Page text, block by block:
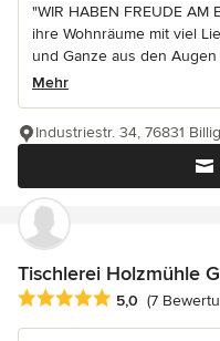
"WIR HABEN FREUDE AM
ihre Wohnräume mit viel
und Ganze aus den Augen
Mehr
Industriestr. 34, 76831
Tischlerei Holzmühle
Durchschnittliche
5,0 (7